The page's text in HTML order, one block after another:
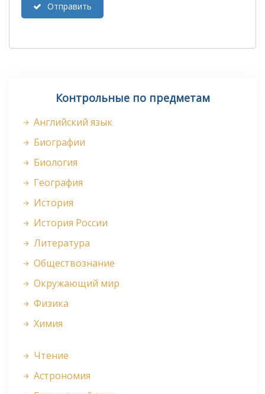
Отправить
Контрольные по предметам
Английский язык
Биографии
Биология
География
История
История России
Литература
Обществознание
Окружающий мир
Физика
Химия
Чтение
Астрономия